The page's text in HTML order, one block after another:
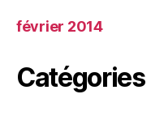
février 2014
Catégories